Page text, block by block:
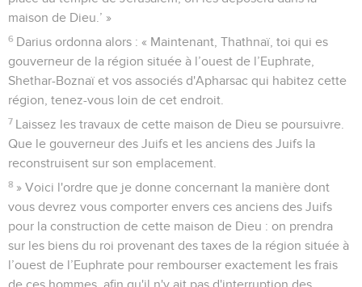
maison de Dieu.’ »
6 Darius ordonna alors : « Maintenant, Thathnaï, toi qui es
gouverneur de la région située à l’ouest de l’Euphrate,
Shethar-Boznaï et vos associés d'Apharsac qui habitez cette
région, tenez-vous loin de cet endroit.
7 Laissez les travaux de cette maison de Dieu se poursuivre.
Que le gouverneur des Juifs et les anciens des Juifs la
reconstruisent sur son emplacement.
8 » Voici l'ordre que je donne concernant la manière dont
vous devrez vous comporter envers ces anciens des Juifs
pour la construction de cette maison de Dieu : on prendra
sur les biens du roi provenant des taxes de la région située à
l’ouest de l’Euphrate pour rembourser exactement les frais
de ces hommes, afin qu'il n'y ait pas d'interruption des